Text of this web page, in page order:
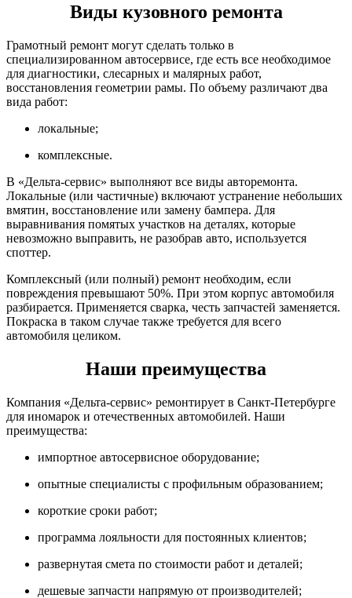
Виды кузовного ремонта
Грамотный ремонт могут сделать только в
специализированном автосервисе, где есть все необходимое
для диагностики, слесарных и малярных работ,
восстановления геометрии рамы. По объему различают два
вида работ:
локальные;
комплексные.
В «Дельта-сервис» выполняют все виды авторемонта.
Локальные (или частичные) включают устранение небольших
вмятин, восстановление или замену бампера. Для
выравнивания помятых участков на деталях, которые
невозможно выправить, не разобрав авто, используется
споттер.
Комплексный (или полный) ремонт необходим, если
повреждения превышают 50%. При этом корпус автомобиля
разбирается. Применяется сварка, честь запчастей заменяется.
Покраска в таком случае также требуется для всего
автомобиля целиком.
Наши преимущества
Компания «Дельта-сервис» ремонтирует в Санкт-Петербурге
для иномарок и отечественных автомобилей. Наши
преимущества:
импортное автосервисное оборудование;
опытные специалисты с профильным образованием;
короткие сроки работ;
программа лояльности для постоянных клиентов;
развернутая смета по стоимости работ и деталей;
дешевые запчасти напрямую от производителей;